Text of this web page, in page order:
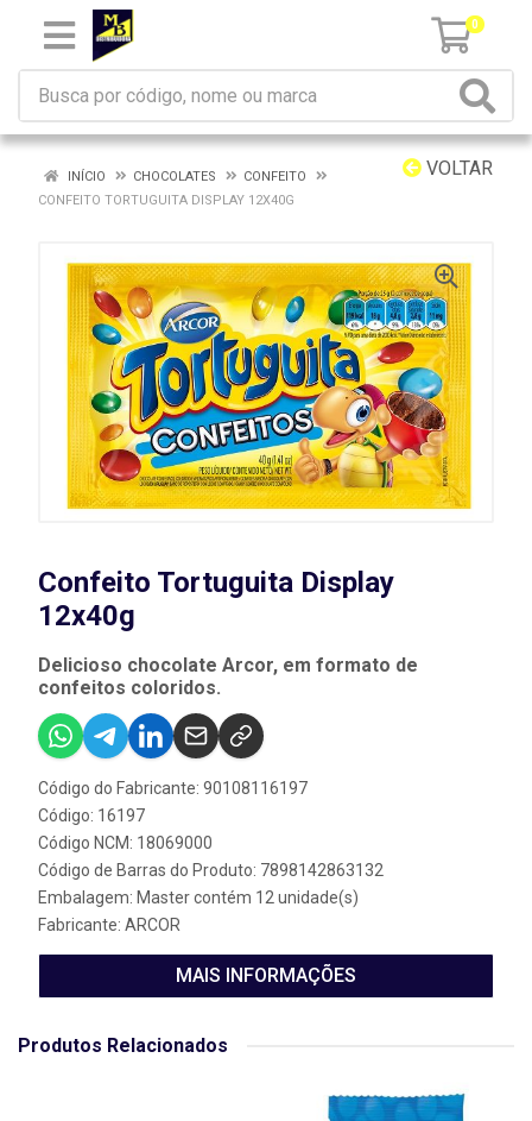
0
VOLTAR
INÍCIO CHOCOLATES
CONFEITO
CONFEITO TORTUGUITA DISPLAY 12X40G
Confeito Tortuguita Display
12x40g
Delicioso chocolate Arcor, em formato de
confeitos coloridos.
Código do Fabricante: 90108116197
Código: 16197
Código NCM: 18069000
Código de Barras do Produto: 7898142863132
Embalagem: Master contém 12 unidade(s)
Fabricante: ARCOR
MAIS INFORMAÇÕES
Produtos Relacionados